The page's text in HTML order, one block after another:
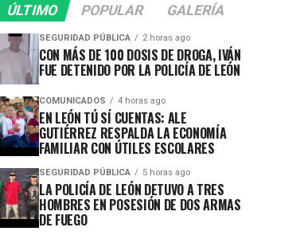
ÚLTIMO POPULAR GALERÍA
SEGURIDAD PÚBLICA 2 horas ago
CON MÁS DE 100 DOSIS DE DROGA, IVÁN
FUE DETENIDO POR LA POLICÍA DE LEÓN
COMUNICADOS 4 horas ago
EN LEÓN TÚ SÍ CUENTAS: ALE
GUTIÉRREZ RESPALDA LA ECONOMÍA
FAMILIAR CON ÚTILES ESCOLARES
SEGURIDAD PÚBLICA 5 horas ago
LA POLICÍA DE LEÓN DETUVO A TRES
HOMBRES EN POSESIÓN DE DOS ARMAS
DE FUEGO